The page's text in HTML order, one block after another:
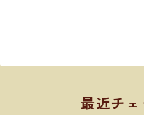
最近チ